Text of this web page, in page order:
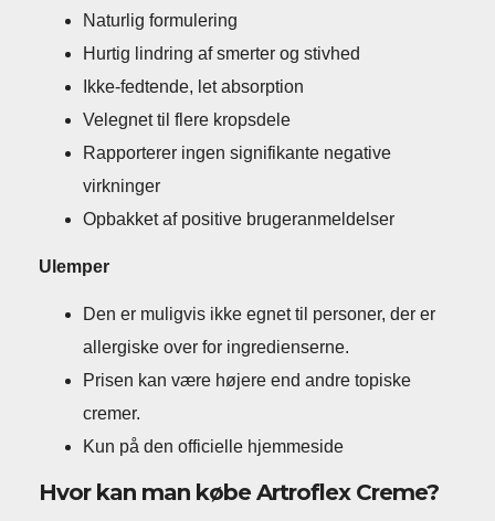
Naturlig formulering
Hurtig lindring af smerter og stivhed
Ikke-fedtende, let absorption
Velegnet til flere kropsdele
Rapporterer ingen signifikante negative
virkninger
Opbakket af positive brugeranmeldelser
Ulemper
Den er muligvis ikke egnet til personer, der er
allergiske over for ingredienserne.
Prisen kan være højere end andre topiske
cremer.
Kun på den officielle hjemmeside
Hvor kan man købe Artroflex Creme?